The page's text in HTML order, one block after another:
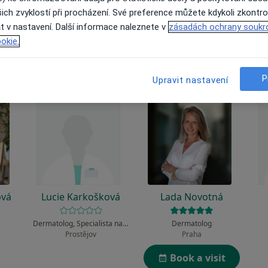
Lucie Karkošková
Dermatolog, Specialista na estetickou medicínu
Prostějov
Lada Novotná
Dermatolog
Praha
Book a visit
zvyklostí při procházení. Své preference můžete kdykoli
v nastavení. Další informace naleznete v zásadách ochrany
Upravit nastavení